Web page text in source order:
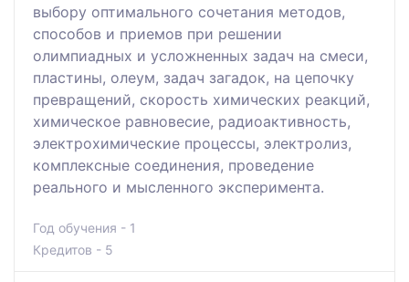
выбору оптимального сочетания методов,
способов и приемов при решении
олимпиадных и усложненных задач на смеси,
пластины, олеум, задач загадок, на цепочку
превращений, скорость химических реакций,
химическое равновесие, радиоактивность,
электрохимические процессы, электролиз,
комплексные соединения, проведение
реального и мысленного эксперимента.
Год обучения - 1
Кредитов - 5